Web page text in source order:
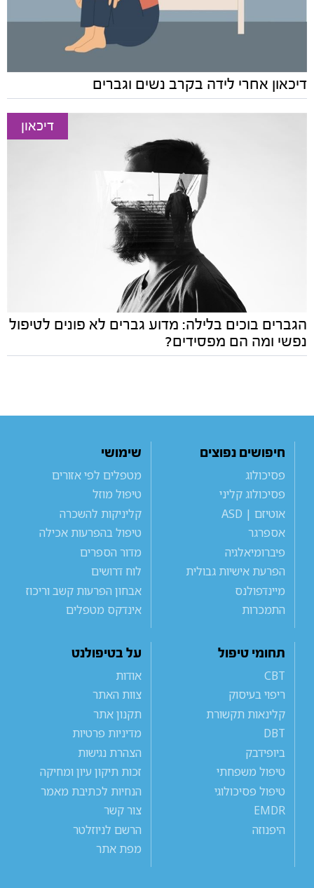
דיכאון אחרי לידה בקרב נשים וגברים
דיכאון
הגברים בוכים בלילה: מדוע גברים לא פונים לטיפול
נפשי ומה הם מפסידים?
חיפושים נפוצים
פסיכולוג
פסיכולוג קליני
אוטיזם | ASD
אספרגר
פיברומיאלגיה
הפרעת אישיות גבולית
מיינדפולנס
התמכרות
שימושי
מטפלים לפי אזורים
טיפול מוזל
קליניקות להשכרה
טיפול בהפרעות אכילה
מדור הספרים
לוח דרושים
אבחון הפרעות קשב וריכוז
אינדקס מטפלים
תחומי טיפול
CBT
ריפוי בעיסוק
קלינאות תקשורת
DBT
ביופידבק
טיפול משפחתי
טיפול פסיכולוגי
EMDR
היפנוזה
על בטיפולנט
אודות
צוות האתר
תקנון אתר
מדיניות פרטיות
הצהרת נגישות
זכות תיקון עיון ומחיקה
הנחיות לכתיבת מאמר
צור קשר
הרשם לניוזלטר
מפת אתר